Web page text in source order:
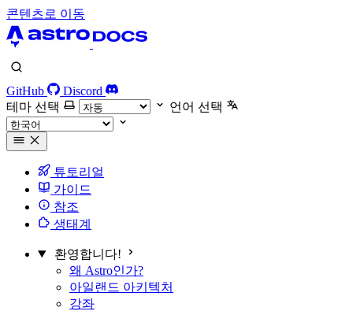
콘텐츠로 이동
GitHub
Discord
테마 선택
언어 선택
튜토리얼
가이드
참조
생태계
환영합니다!
왜 Astro인가?
아일랜드 아키텍처
강좌